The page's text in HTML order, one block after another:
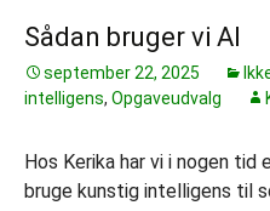
Sådan bruger vi AI
september 22, 2025
intelligens, Opgaveudvalg
Hos Kerika har vi i nogen
bruge kunstig intelligens til